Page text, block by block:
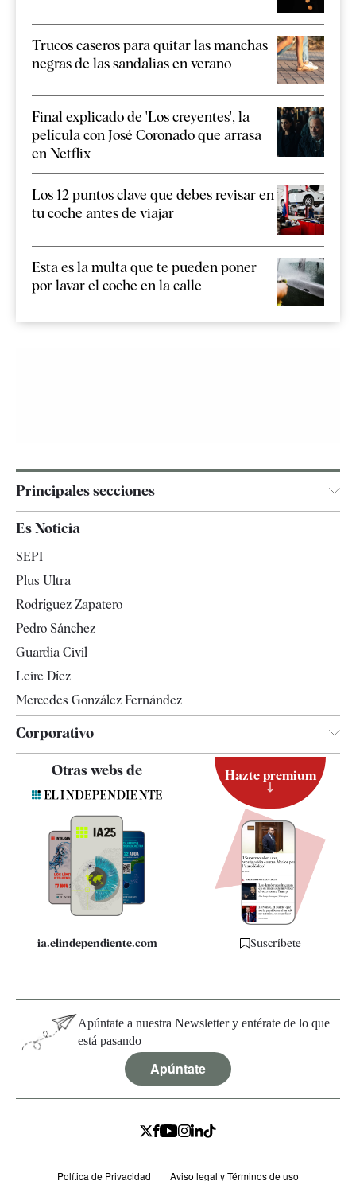
Trucos caseros para quitar las manchas
negras de las sandalias en verano
Final explicado de 'Los creyentes', la
película con José Coronado que arrasa
en Netflix
Los 12 puntos clave que debes revisar en
tu coche antes de viajar
Esta es la multa que te pueden poner
por lavar el coche en la calle
Principales secciones
España
Televisión
Es Noticia
SEPI
Plus Ultra
Rodríguez Zapatero
Pedro Sánchez
Guardia Civil
Leire Díez
Mercedes González Fernández
Corporativo
Contacto
Quiénes somos
Especificaciones
Otras webs de
ia.elindependiente.com
Hazte premium
Suscríbete
Apúntate a nuestra Newsletter y entérate de lo que
está pasando
Apúntate
Política de Privacidad Aviso legal y Términos de uso